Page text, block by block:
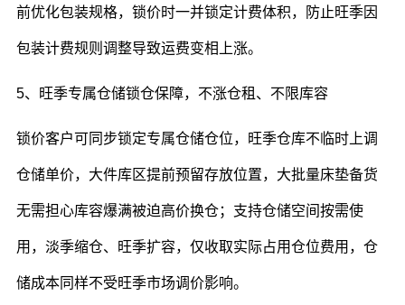
前优化包装规格，锁价时一并锁定计费体积，防止旺季因
包装计费规则调整导致运费变相上涨。
5、旺季专属仓储锁仓保障，不涨仓租、不限库容
锁价客户可同步锁定专属仓储仓位，旺季仓库不临时上调
仓储单价，大件库区提前预留存放位置，大批量床垫备货
无需担心库容爆满被迫高价换仓；支持仓储空间按需使
用，淡季缩仓、旺季扩容，仅收取实际占用仓位费用，仓
储成本同样不受旺季市场调价影响。